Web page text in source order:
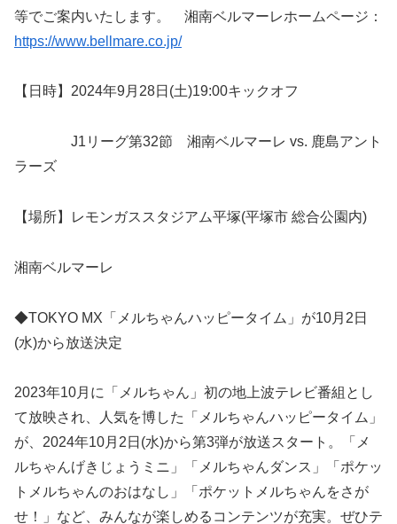
等でご案内いたします。 湘南ベルマーレホームページ：
https://www.bellmare.co.jp/
【日時】2024年9月28日(土)19:00キックオフ
J1リーグ第32節 湘南ベルマーレ vs. 鹿島アント
ラーズ
【場所】レモンガススタジアム平塚(平塚市 総合公園内)
湘南ベルマーレ
◆TOKYO MX「メルちゃんハッピータイム」が10月2日
(水)から放送決定
2023年10月に「メルちゃん」初の地上波テレビ番組とし
て放映され、人気を博した「メルちゃんハッピータイム」
が、2024年10月2日(水)から第3弾が放送スタート。「メ
ルちゃんげきじょうミニ」「メルちゃんダンス」「ポケッ
トメルちゃんのおはなし」「ポケットメルちゃんをさが
せ！」など、みんなが楽しめるコンテンツが充実。ぜひテ